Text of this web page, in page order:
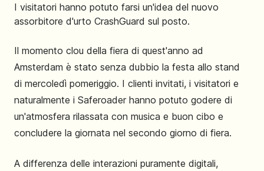
I visitatori hanno potuto farsi un'idea del nuovo
assorbitore d'urto CrashGuard sul posto.
Il momento clou della fiera di quest'anno ad
Amsterdam è stato senza dubbio la festa allo stand
di mercoledì pomeriggio. I clienti invitati, i visitatori e
naturalmente i Saferoader hanno potuto godere di
un'atmosfera rilassata con musica e buon cibo e
concludere la giornata nel secondo giorno di fiera.
A differenza delle interazioni puramente digitali,